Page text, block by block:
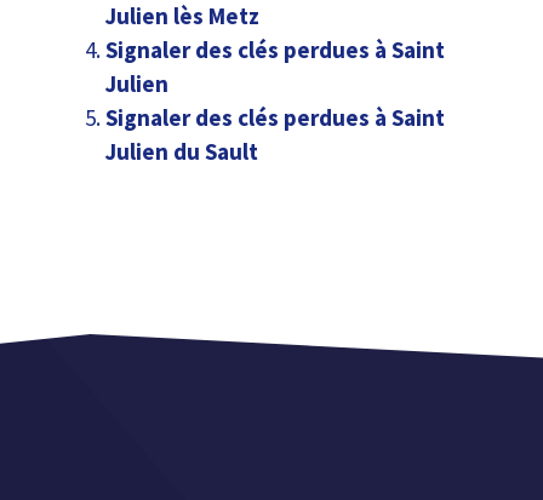
Julien lès Metz
Signaler des clés perdues à Saint
Julien
Signaler des clés perdues à Saint
Julien du Sault